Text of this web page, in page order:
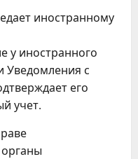
иностранному
у иностранного
Уведомления с
его
учет.